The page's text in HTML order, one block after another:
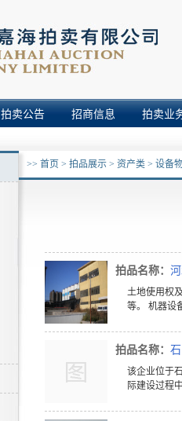
拍卖公告 招商信息 拍卖业
>> 首页 > 拍品展示 > 资产类 > 设备
拍品名称：
土地使用权
等。 机器设
拍品名称：
该企业位于
际建设过程